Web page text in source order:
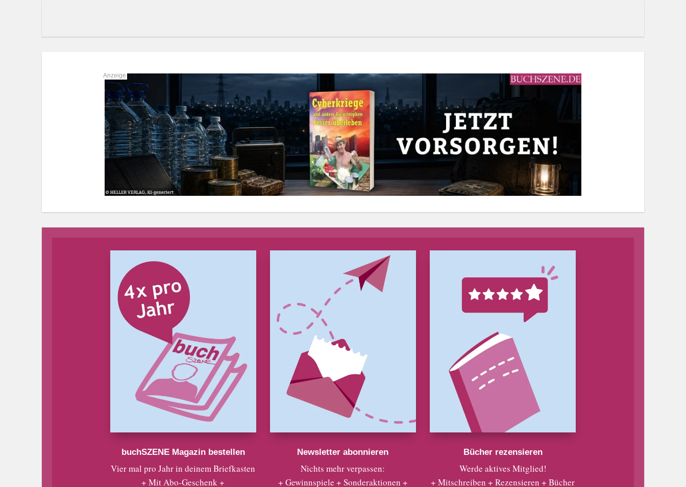
buchSZENE Magazin bestellen
Vier mal pro Jahr in deinem Briefkasten
+ Mit Abo-Geschenk +
Newsletter abonnieren
Nichts mehr verpassen:
+ Gewinnspiele + Sonderaktionen +
Bücher rezensieren
Werde aktives Mitglied!
+ Mitschreiben + Rezensieren + Bücher